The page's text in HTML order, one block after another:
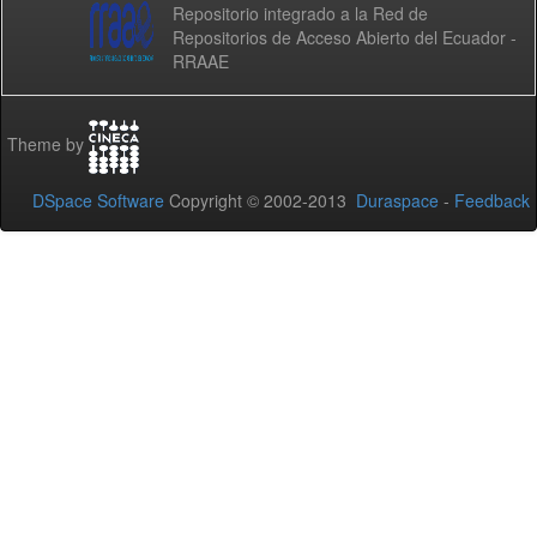
Repositorio integrado a la Red de
Repositorios de Acceso Abierto del Ecuador -
RRAAE
Theme by
DSpace Software Copyright © 2002-2013 Duraspace - Feedback